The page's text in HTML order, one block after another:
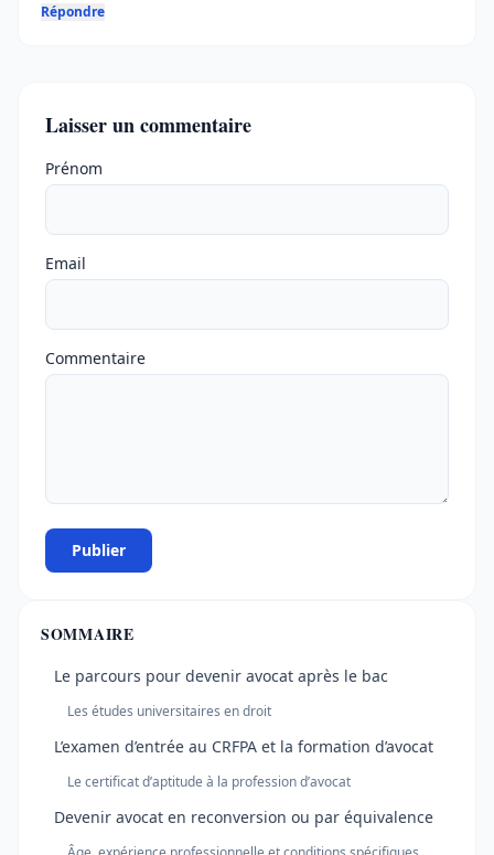
Répondre
Laisser un commentaire
Ne pas remplir
Prénom
Email
Commentaire
Publier
SOMMAIRE
Le parcours pour devenir avocat après le bac
Les études universitaires en droit
L’examen d’entrée au CRFPA et la formation d’avocat
Le certificat d’aptitude à la profession d’avocat
Devenir avocat en reconversion ou par équivalence